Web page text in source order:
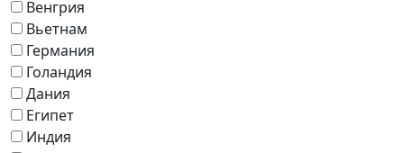
Венгрия
Вьетнам
Германия
Голандия
Дания
Египет
Индия